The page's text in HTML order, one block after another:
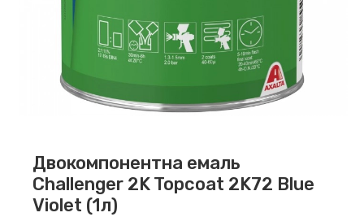
Двокомпонентна емаль
Challenger 2K Topcoat 2K72 Blue
Violet (1л)